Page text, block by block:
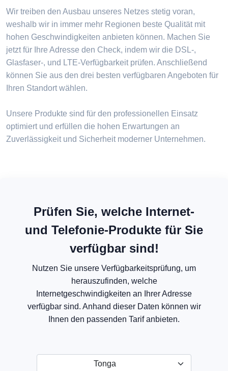
Wir treiben den Ausbau unseres Netzes stetig voran,
weshalb wir in immer mehr Regionen beste Qualität mit
hohen Geschwindigkeiten anbieten können. Machen Sie
jetzt für Ihre Adresse den Check, indem wir die DSL-,
Glasfaser-, und LTE-Verfügbarkeit prüfen. Anschließend
können Sie aus den drei besten verfügbaren Angeboten für
Ihren Standort wählen.
Unsere Produkte sind für den professionellen Einsatz
optimiert und erfüllen die hohen Erwartungen an
Zuverlässigkeit und Sicherheit moderner Unternehmen.
Prüfen Sie, welche Internet-
und Telefonie-Produkte für Sie
verfügbar sind!
Nutzen Sie unsere Verfügbarkeitsprüfung, um
herauszufinden, welche
Internetgeschwindigkeiten an Ihrer Adresse
verfügbar sind. Anhand dieser Daten können wir
Ihnen den passenden Tarif anbieten.
Tonga